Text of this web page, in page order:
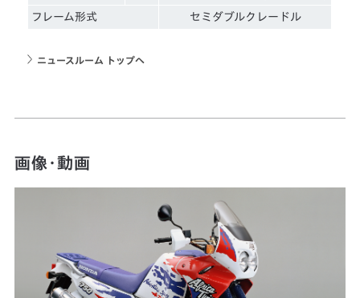
フレーム形式 セミダブルクレードル
ニュースルーム トップへ
画像・動画